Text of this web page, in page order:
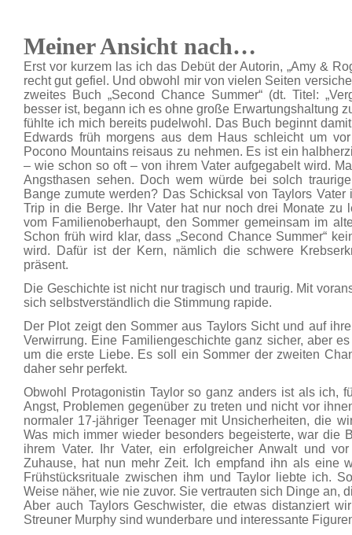
Meiner Ansicht nach…
Erst vor kurzem las ich das Debüt der Autorin, „Amy &
recht gut gefiel. Und obwohl mir von vielen Seiten
zweites Buch „Second Chance Summer“ (dt. Titel:
besser ist, begann ich es ohne große Erwartungshaltung
fühlte ich mich bereits pudelwohl. Das Buch beginnt
Edwards früh morgens aus dem Haus schleicht um
Pocono Mountains reisaus zu nehmen. Es ist ein
– wie schon so oft – von ihrem Vater aufgegabelt wird.
Angsthasen sehen. Doch wem würde bei solch
Bange zumute werden? Das Schicksal von Taylors
Trip in die Berge. Ihr Vater hat nur noch drei Monate zu
vom Familienoberhaupt, den Sommer gemeinsam im
Schon früh wird klar, dass „Second Chance Summer“
wird. Dafür ist der Kern, nämlich die schwere
präsent.
Die Geschichte ist nicht nur tragisch und traurig. Mit
sich selbstverständlich die Stimmung rapide.
Der Plot zeigt den Sommer aus Taylors Sicht und auf
Verwirrung. Eine Familiengeschichte ganz sicher, aber
um die erste Liebe. Es soll ein Sommer der zweiten
daher sehr perfekt.
Obwohl Protagonistin Taylor so ganz anders ist als ich,
Angst, Problemen gegenüber zu treten und nicht vor
normaler 17-jähriger Teenager mit Unsicherheiten, die
Was mich immer wieder besonders begeisterte, war die
ihrem Vater. Ihr Vater, ein erfolgreicher Anwalt und
Zuhause, hat nun mehr Zeit. Ich empfand ihn als eine
Frühstücksrituale zwischen ihm und Taylor liebte ich.
Weise näher, wie nie zuvor. Sie vertrauten sich Dinge an,
Aber auch Taylors Geschwister, die etwas distanziert
Streuner Murphy sind wunderbare und interessante